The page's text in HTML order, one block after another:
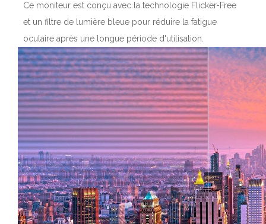
Ce moniteur est conçu avec la technologie Flicker-Free
et un filtre de lumière bleue pour réduire la fatigue
oculaire après une longue période d'utilisation.